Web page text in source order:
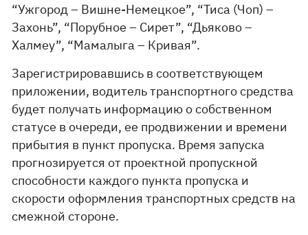
“Ужгород – Вишне-Немецкое”, “Тиса (Чоп) –
Захонь”, “Порубное – Сирет”, “Дьяково –
Халмеу”, “Мамалыга – Кривая”.
Зарегистрировавшись в соответствующем
приложении, водитель транспортного средства
будет получать информацию о собственном
статусе в очереди, ее продвижении и времени
прибытия в пункт пропуска. Время запуска
прогнозируется от проектной пропускной
способности каждого пункта пропуска и
скорости оформления транспортных средств на
смежной стороне.